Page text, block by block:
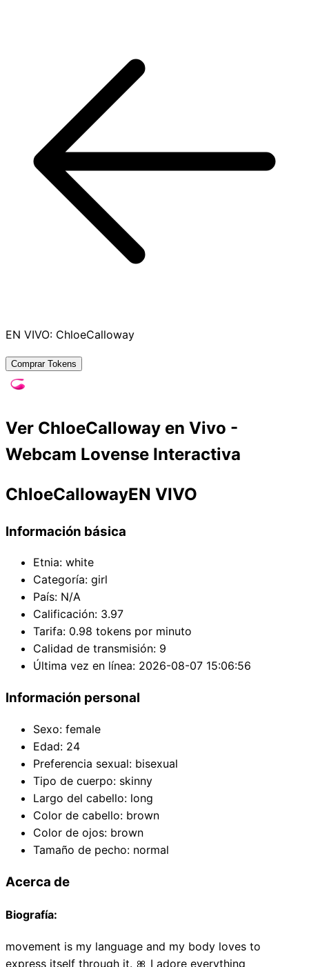
EN VIVO: ChloeCalloway
Comprar Tokens
Ver ChloeCalloway en Vivo -
Webcam Lovense Interactiva
ChloeCallowayEN VIVO
Información básica
Etnia: white
Categoría: girl
País: N/A
Calificación: 3.97
Tarifa: 0.98 tokens por minuto
Calidad de transmisión: 9
Última vez en línea: 2026-08-07 15:06:56
Información personal
Sexo: female
Edad: 24
Preferencia sexual: bisexual
Tipo de cuerpo: skinny
Largo del cabello: long
Color de cabello: brown
Color de ojos: brown
Tamaño de pecho: normal
Acerca de
Biografía:
movement is my language and my body loves to
express itself through it. 🎀 I adore everything